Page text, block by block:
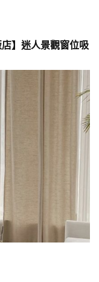
】迷人景觀窗位吸